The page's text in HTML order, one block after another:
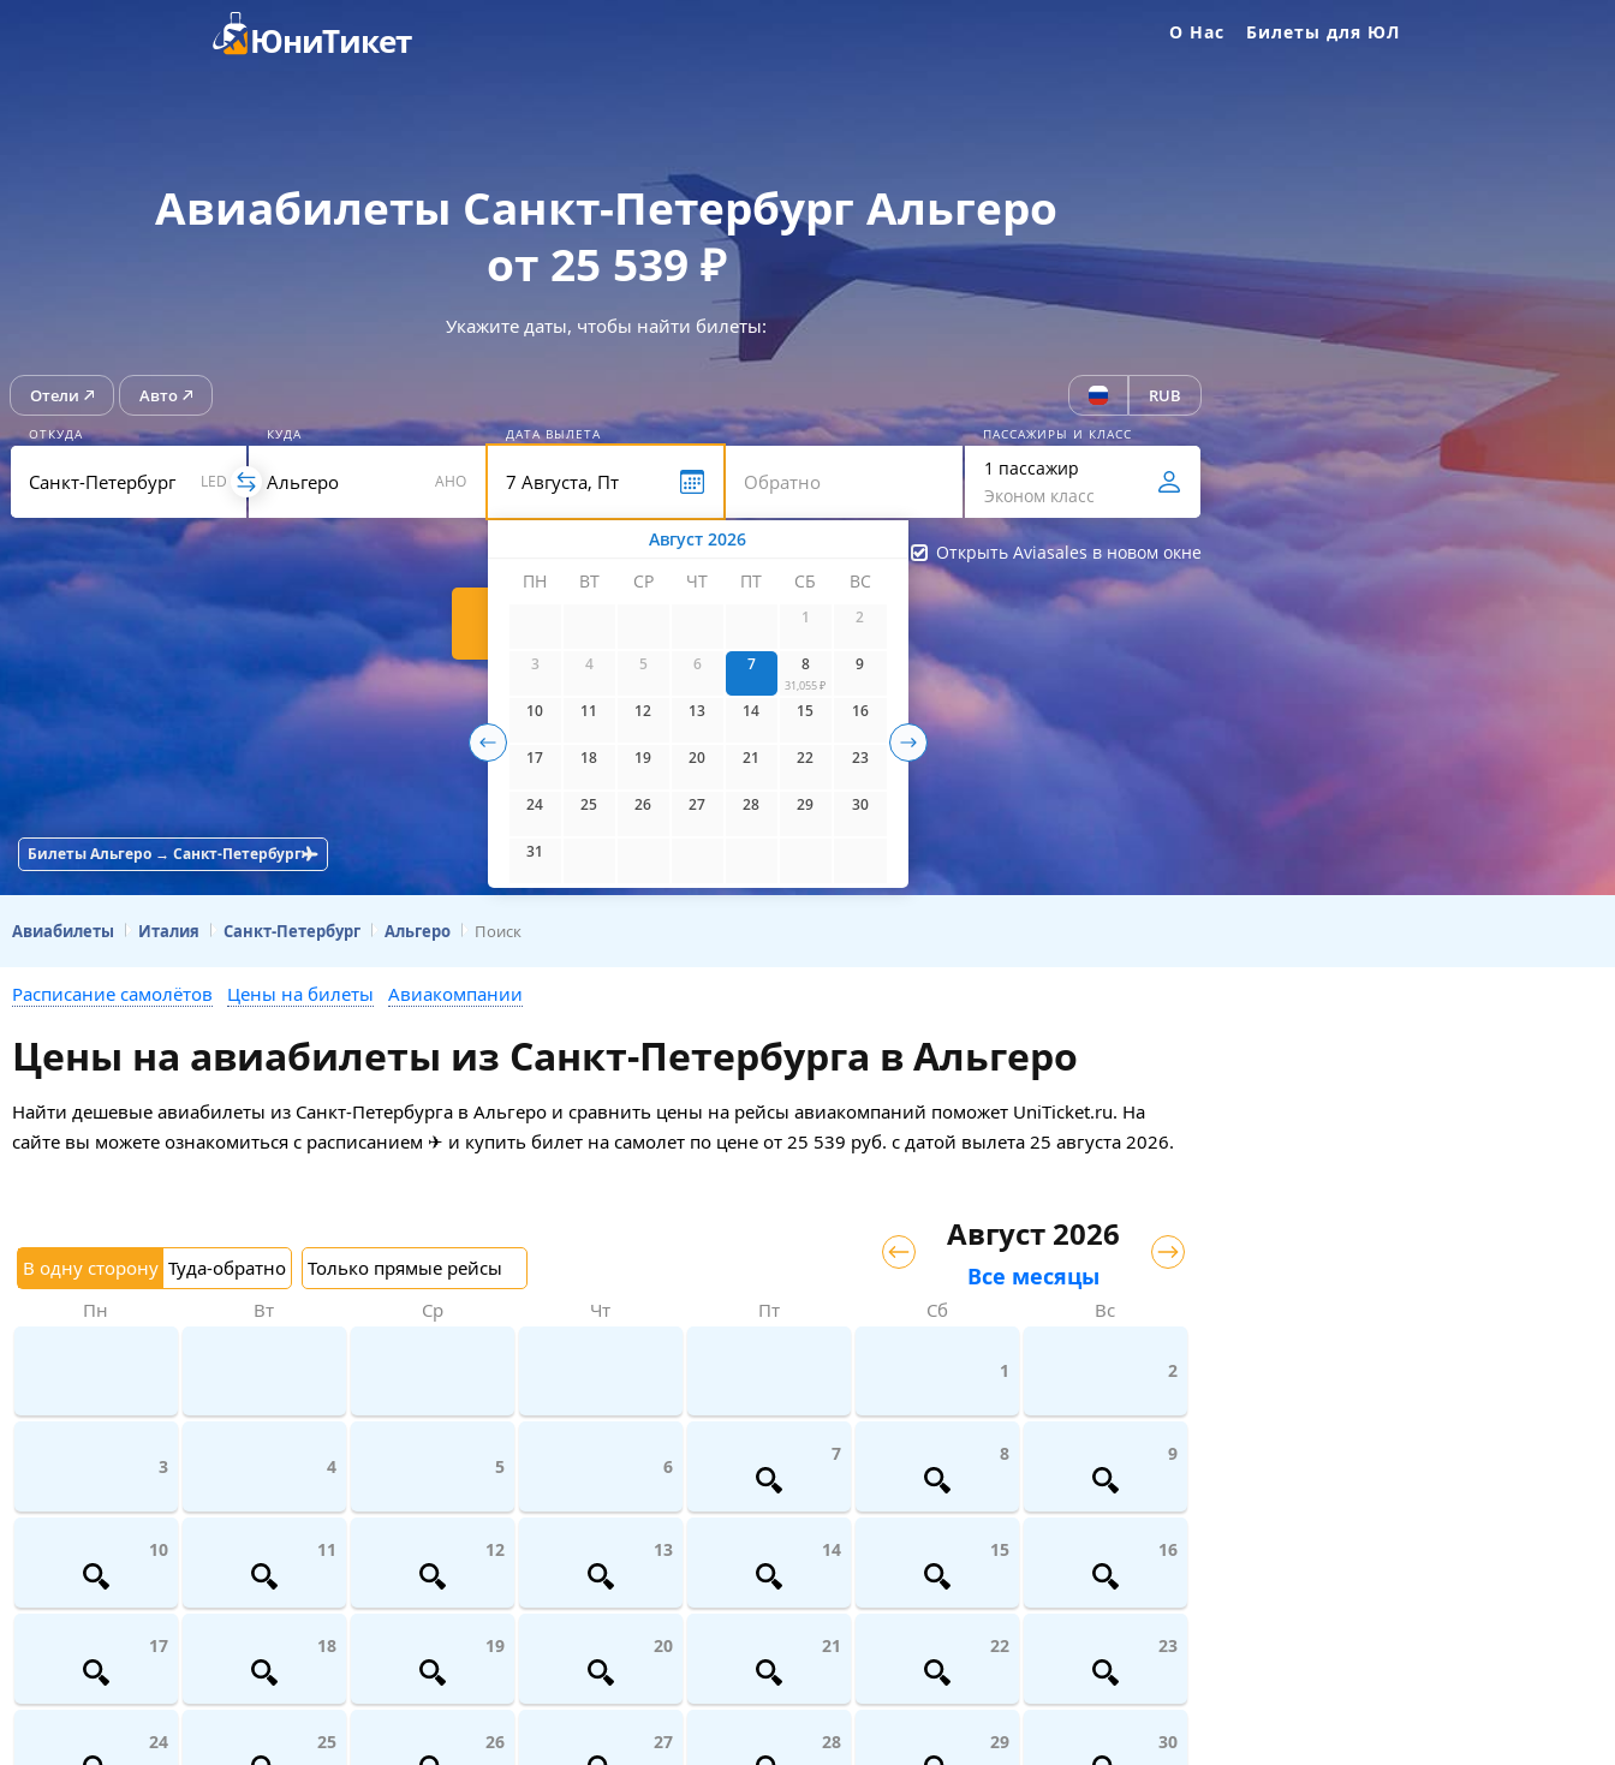
ЮниТикет О Нас Билеты для ЮЛ
Авиабилеты Санкт-Петербург Альгеро
от 25 539 ₽
Укажите даты, чтобы найти билеты:
Отели Авто RUB
ОТКУДА
LED
КУДА
AHO
ДАТА ВЫЛЕТА
Август 2026
ПН
ВТ СР ЧТ ПТ СБ ВС
1 2
3 4 5 6 7 8
31,055 ₽
9
10 11 12 13 14 15 16
17 18 19 20 21 22 23
24 25 26 27 28 29 30
31
ПАССАЖИРЫ И КЛАСС
1 пассажир
Эконом класс
Открыть Aviasales в новом окне
Билеты Альгеро → Санкт-Петербург
Авиабилеты Италия Санкт-Петербург Альгеро Поиск
Расписание самолётов Цены на билеты Авиакомпании
Цены на авиабилеты из Санкт-Петербурга в Альгеро
Найти дешевые авиабилеты из Санкт-Петербурга в Альгеро и сравнить цены на рейсы авиакомпаний поможет UniTicket.ru. На
сайте вы можете ознакомиться с расписанием ✈ и купить билет на самолет по цене от 25 539 руб. с датой вылета 25 августа 2026.
В одну сторону Туда-обратно Только прямые рейсы
Август 2026
Все месяцы
Пн Вт Ср Чт Пт Сб Вс
1 2
3 4 5 6
7 8 9
10 11 12 13 14 15 16
17 18 19 20 21 22 23
24 25 26 27 28 29 30